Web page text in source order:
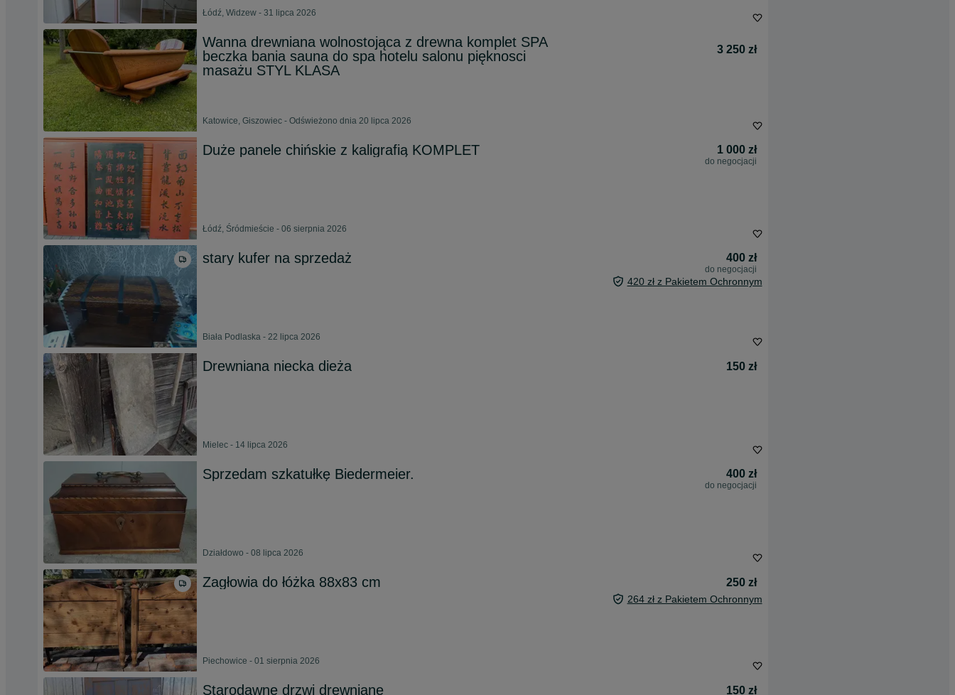
Łódź, Widzew - 31 lipca 2026
Wanna drewniana wolnostojąca z drewna komplet SPA
beczka bania sauna do spa hotelu salonu pięknosci
masażu STYL KLASA
3 250 zł
Katowice, Giszowiec - Odświeżono dnia 20 lipca 2026
Duże panele chińskie z kaligrafią KOMPLET 1 000 zł
do negocjacji
Łódź, Śródmieście - 06 sierpnia 2026
stary kufer na sprzedaż 400 zł
do negocjacji
420 zł z Pakietem Ochronnym
Biała Podlaska - 22 lipca 2026
Drewniana niecka dieża 150 zł
Mielec - 14 lipca 2026
Sprzedam szkatułkę Biedermeier. 400 zł
do negocjacji
Działdowo - 08 lipca 2026
Zagłowia do łóżka 88x83 cm 250 zł
264 zł z Pakietem Ochronnym
Piechowice - 01 sierpnia 2026
Starodawne drzwi drewniane 150 zł